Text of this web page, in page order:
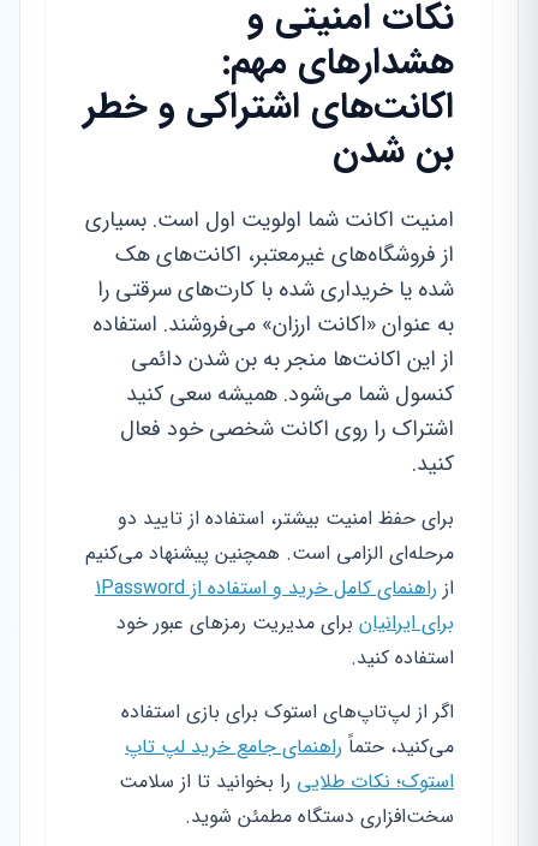
نکات امنیتی و
هشدارهای مهم:
اکانت‌های اشتراکی و خطر
بن شدن
امنیت اکانت شما اولویت اول است. بسیاری
از فروشگاه‌های غیرمعتبر، اکانت‌های هک
شده یا خریداری شده با کارت‌های سرقتی را
به عنوان «اکانت ارزان» می‌فروشند. استفاده
از این اکانت‌ها منجر به بن شدن دائمی
کنسول شما می‌شود. همیشه سعی کنید
اشتراک را روی اکانت شخصی خود فعال
کنید.
برای حفظ امنیت بیشتر، استفاده از تایید دو
مرحله‌ای الزامی است. همچنین پیشنهاد می‌کنیم
از
راهنمای کامل خرید و استفاده از 1Password
برای ایرانیان برای مدیریت رمزهای عبور خود
استفاده کنید.
اگر از لپ‌تاپ‌های استوک برای بازی استفاده
می‌کنید، حتماً راهنمای جامع خرید لپ تاپ
استوک؛ نکات طلایی را بخوانید تا از سلامت
سخت‌افزاری دستگاه مطمئن شوید.